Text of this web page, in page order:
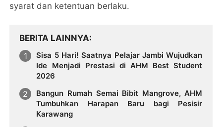
syarat dan ketentuan berlaku.
BERITA LAINNYA
Sisa 5 Hari! Saatnya Pelajar Jambi Wujudkan
Ide Menjadi Prestasi di AHM Best Student
2026
Bangun Rumah Semai Bibit Mangrove, AHM
Tumbuhkan Harapan Baru bagi Pesisir
Karawang